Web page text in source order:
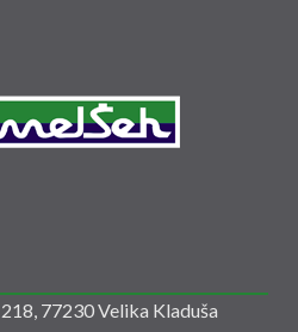
77230 Velika Kladuša